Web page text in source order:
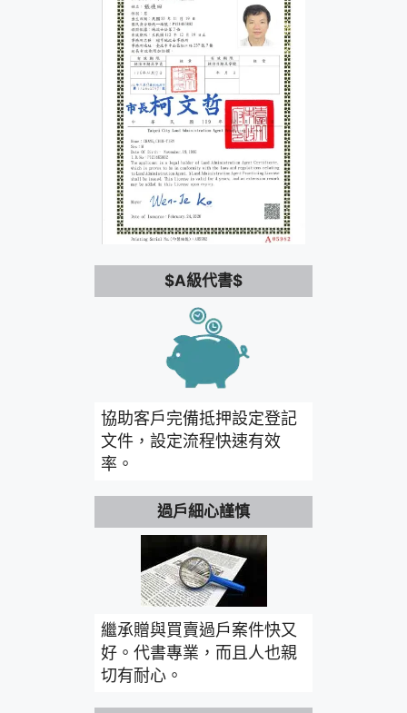
$A級代書$
協助客戶完備抵押設定登記
文件，設定流程快速有效
率。
過戶細心謹慎
繼承贈與買賣過戶案件快又
好。代書專業，而且人也親
切有耐心。